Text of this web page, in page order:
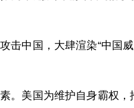
中国，大肆渲染“中国
美国为维护自身霸权，